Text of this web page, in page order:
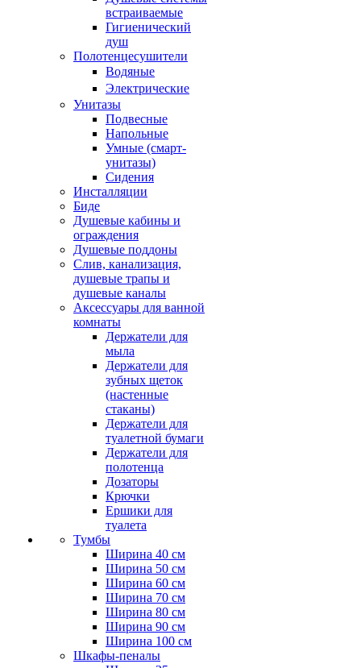
встраиваемые
Гигиенический
душ
Полотенцесушители
ㅤВодяные
ㅤЭлектрические
Унитазы
Подвесные
Напольные
Умные (смарт-
унитазы)
Сидения
Инсталляции
Биде
Душевые кабины и
ограждения
Душевые поддоны
Слив, канализация,
душевые трапы и
душевые каналы
Аксессуары для ванной
комнаты
Держатели для
мыла
Держатели для
зубных щеток
(настенные
стаканы)
Держатели для
туалетной бумаги
Держатели для
полотенца
Дозаторы
Крючки
Ершики для
туалета
Тумбы
Ширина 40 см
Ширина 50 см
Ширина 60 см
Ширина 70 см
Ширина 80 см
Ширина 90 см
Ширина 100 см
Шкафы-пеналы